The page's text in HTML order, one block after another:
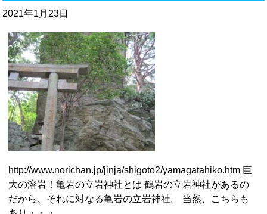
2021年1月23日
http://www.norichan.jp/jinja/shigoto2/yamagatahiko.htm 巨
大の溶岩！亀岩の立岩神社とは 鶴岩の立岩神社があるの
だから、それに対なる亀岩の立岩神社。 当然、こちらも